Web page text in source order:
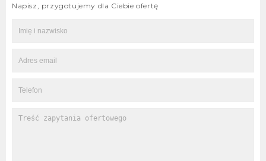
Napisz, przygotujemy dla Ciebie ofertę